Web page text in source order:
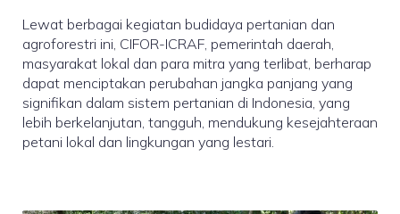
Lewat berbagai kegiatan budidaya pertanian dan
agroforestri ini, CIFOR-ICRAF, pemerintah daerah,
masyarakat lokal dan para mitra yang terlibat, berharap
dapat menciptakan perubahan jangka panjang yang
signifikan dalam sistem pertanian di Indonesia, yang
lebih berkelanjutan, tangguh, mendukung kesejahteraan
petani lokal dan lingkungan yang lestari.